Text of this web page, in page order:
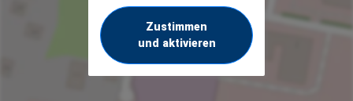
Zustimmen
und aktivieren